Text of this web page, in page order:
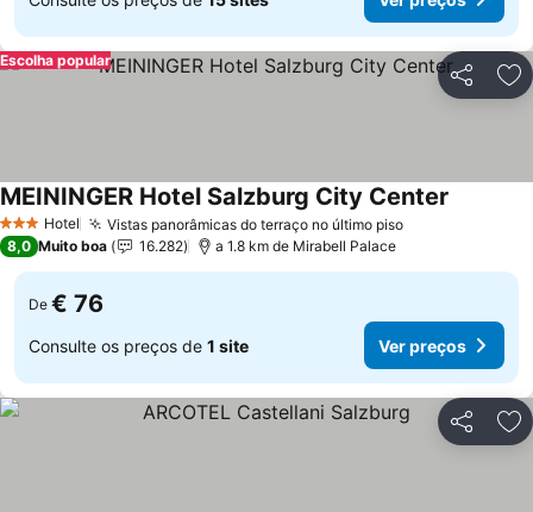
Partilhar
Escolha popular
3 EstrelasHotel Vistas panorâmicas do terraço no último pisoVer preços
MEININGER Hotel Salzburg City Center
8,0 Muito boa 16.282 a 1.8 km de Mirabell Palace
De € 76
Consulte os preços de 1 site Ver preços
Partilhar